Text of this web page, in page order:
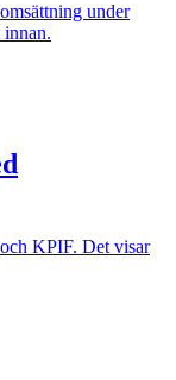
under
innan.
KPIF. Det visar